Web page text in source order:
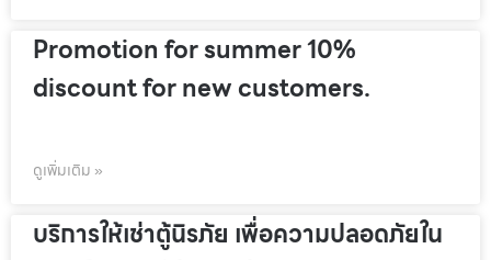
Promotion for summer 10%
discount for new customers.
ดูเพิ่มเติม »
บริการให้เช่าตู้นิรภัย เพื่อความปลอดภัยใน